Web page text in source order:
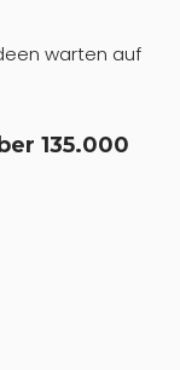
warten auf
135.000